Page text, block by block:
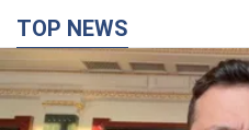
TOP NEWS